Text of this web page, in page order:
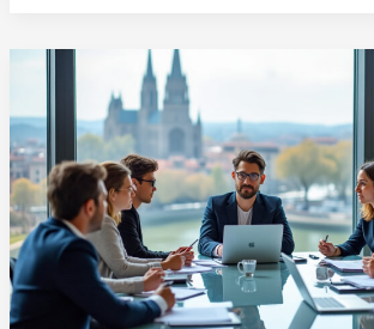
CRM
choisir
pour
votre
force
de
vente
?